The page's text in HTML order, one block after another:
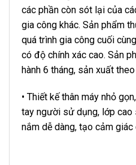
các phần còn sót lại của
gia công khác. Sản phẩm
quá trình gia công cuối
có độ chính xác cao. Sản
hành 6 tháng, sản xuất
• Thiết kế thân máy nhỏ
tay người sử dụng, lớp cao
nắm dễ dàng, tạo cảm giác